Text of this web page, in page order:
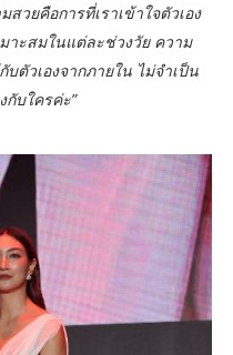
วยคือการที่เราเข้าใจตัวเอง
าะสมในแต่ละช่วงวัย ความ
ตัวเองจากภายใน ไม่จำเป็น
กับใครค่ะ”